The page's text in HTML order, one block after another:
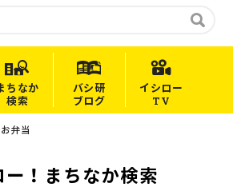
ちなか
検索
バシ研
ブログ
イシロー
TV
お弁当
ー！まちなか検索